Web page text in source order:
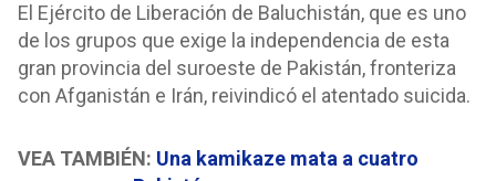
El Ejército de Liberación de Baluchistán, que es uno
de los grupos que exige la independencia de esta
gran provincia del suroeste de Pakistán, fronteriza
con Afganistán e Irán, reivindicó el atentado suicida.
VEA TAMBIÉN: Una kamikaze mata a cuatro